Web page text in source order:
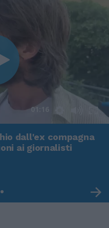
01:16
dall'ex compagna
ai giornalisti